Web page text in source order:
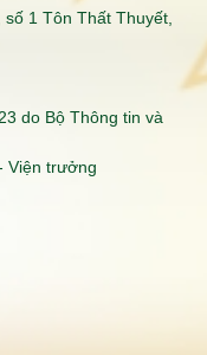
1 Tôn Thất Thuyết,
do Bộ Thông tin và
Viện trưởng